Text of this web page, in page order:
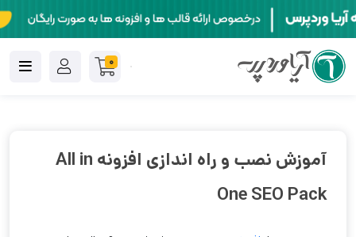
0
آموزش نصب و راه اندازی افزونه All in
One SEO Pack